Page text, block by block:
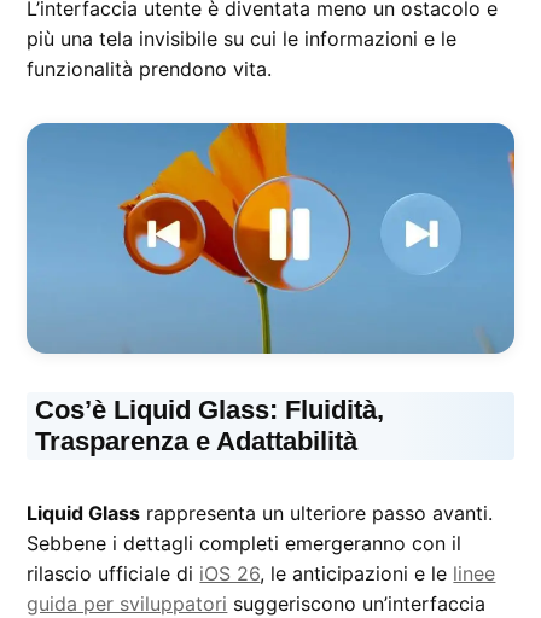
L’interfaccia utente è diventata meno un ostacolo e
più una tela invisibile su cui le informazioni e le
funzionalità prendono vita.
Cos’è Liquid Glass: Fluidità,
Trasparenza e Adattabilità
Liquid Glass rappresenta un ulteriore passo avanti.
Sebbene i dettagli completi emergeranno con il
rilascio ufficiale di iOS 26, le anticipazioni e le linee
guida per sviluppatori suggeriscono un’interfaccia